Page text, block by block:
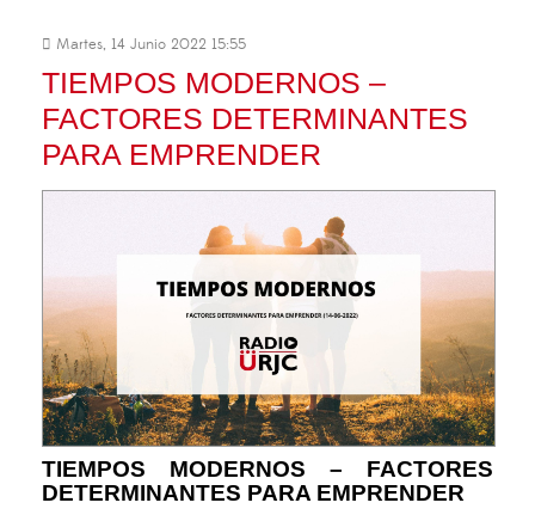
Martes, 14 Junio 2022 15:55
TIEMPOS MODERNOS –
FACTORES DETERMINANTES
PARA EMPRENDER
TIEMPOS MODERNOS – FACTORES
DETERMINANTES PARA EMPRENDER